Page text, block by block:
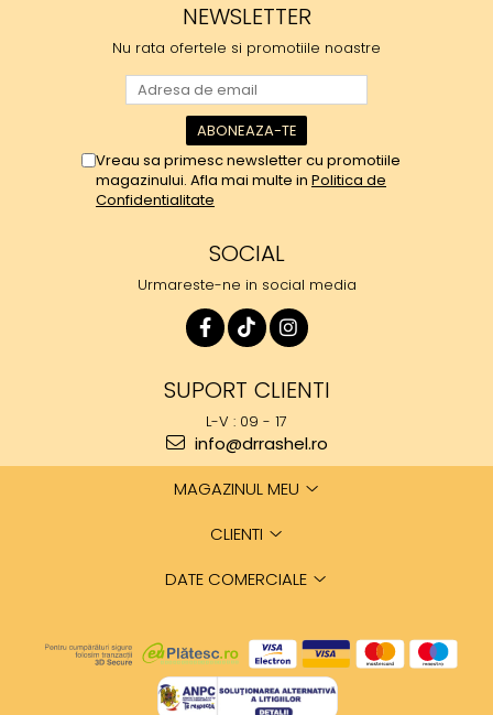
NEWSLETTER
Nu rata ofertele si promotiile noastre
Vreau sa primesc newsletter cu promotiile
magazinului. Afla mai multe in Politica de
Confidentialitate
SOCIAL
Urmareste-ne in social media
SUPORT CLIENTI
L-V : 09 - 17
info@drrashel.ro
MAGAZINUL MEU
CLIENTI
DATE COMERCIALE